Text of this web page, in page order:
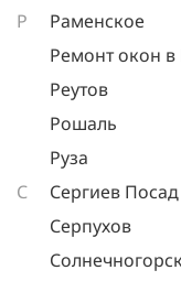
Р
Раменское
Ремонт окон
Реутов
Рошаль
Руза
С
Сергиев Посад
Серпухов
Солнечногорск